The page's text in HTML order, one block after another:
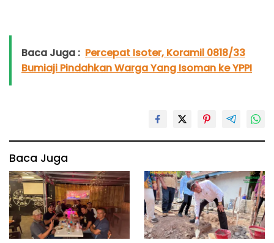
Baca Juga : Percepat Isoter, Koramil 0818/33
Bumiaji Pindahkan Warga Yang Isoman ke YPPI
Baca Juga